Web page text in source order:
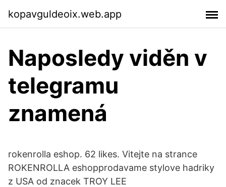
kopavguldeoix.web.app
Naposledy viděn v
telegramu
znamená
rokenrolla eshop. 62 likes. Vitejte na strance
ROKENROLLA eshopprodavame stylove hadriky
z USA od znacek TROY LEE